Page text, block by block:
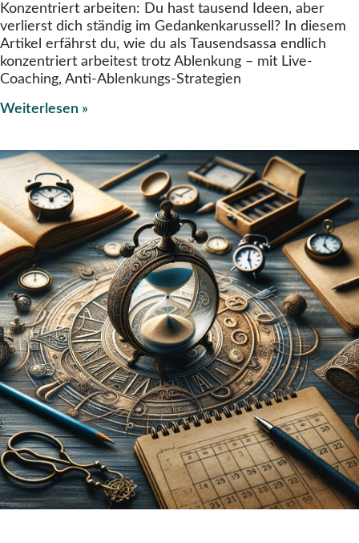
Konzentriert arbeiten: Du hast tausend Ideen, aber
verlierst dich ständig im Gedankenkarussell? In diesem
Artikel erfährst du, wie du als Tausendsassa endlich
konzentriert arbeitest trotz Ablenkung – mit Live-
Coaching, Anti-Ablenkungs-Strategien
Weiterlesen »